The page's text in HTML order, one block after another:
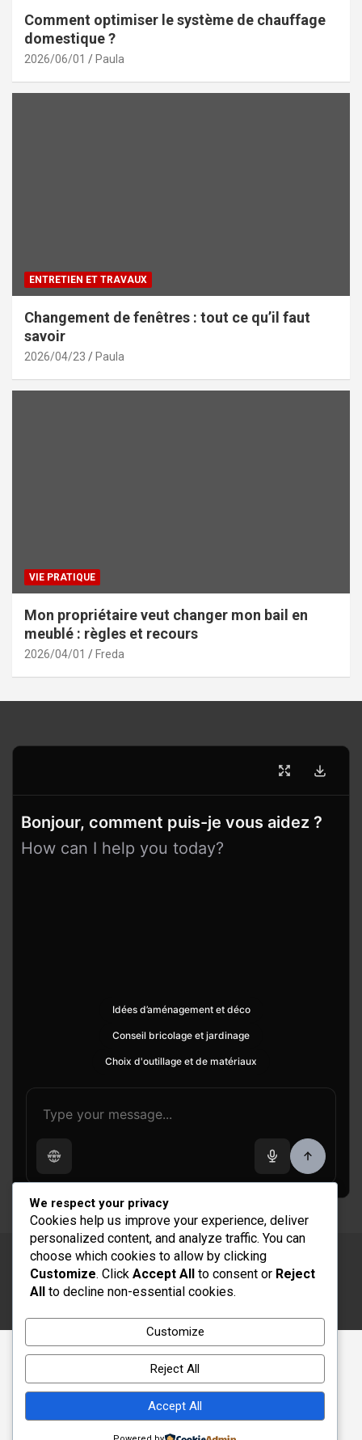
Comment optimiser le système de chauffage
domestique ?
2026/06/01 Paula
ENTRETIEN ET TRAVAUX
Changement de fenêtres : tout ce qu’il faut
savoir
2026/04/23 Paula
VIE PRATIQUE
Mon propriétaire veut changer mon bail en
meublé : règles et recours
2026/04/01 Freda
Bonjour, comment puis-je vous aidez ?
How can I help you today?
Idées d’aménagement et déco
Conseil bricolage et jardinage
Choix d'outillage et de matériaux
Copyright © 2026Rénovation et Décoration
Thème par :Theme Horse
We respect your privacy
Cookies help us improve your experience, deliver
personalized content, and analyze traffic. You can
choose which cookies to allow by clicking
Customize. Click Accept All to consent or Reject
All to decline non-essential cookies.
Customize
Reject All
Accept All